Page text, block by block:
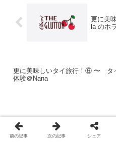
更に美
la のホ
更に美味しいタイ旅行！⑥ 〜 タ
体験＠Nana
コメント
前の記事 次の記事 シェア